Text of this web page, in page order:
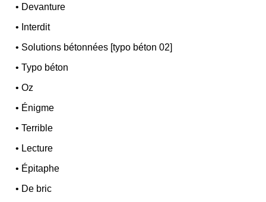
• Devanture
• Interdit
• Solutions bétonnées [typo béton 02]
•Typo béton
•Oz
• Énigme
•Terrible
• Lecture
• Épitaphe
• De bric